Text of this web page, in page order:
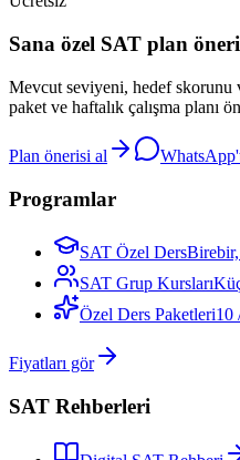
Sana özel SAT plan
Mevcut seviyeni, hedef skorunu
paket ve haftalık çalışma planı
Plan önerisi al
Programlar
SAT Özel Ders
SAT Grup Kursları
Özel Ders Paketleri10
Fiyatları gör
SAT Rehberleri